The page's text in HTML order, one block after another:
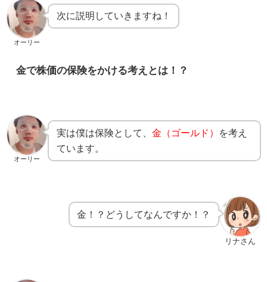
オーリー
次に説明していきますね！
金で株価の保険をかける考えとは！？
オーリー
実は僕は保険として、 金（ゴールド）
を考え
ています。
リナさん
金！？どうしてなんですか！？